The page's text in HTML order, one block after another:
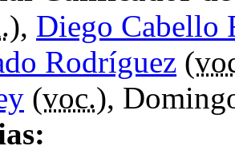
), Diego Cabello
Rodríguez (
(voc.),